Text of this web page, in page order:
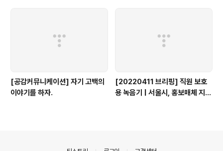
[공감커뮤니케이션] 자기 고백의
이야기를 하자.
[20220411 브리핑] 직원 보호
용 녹음기 | 서울시, 홍보매체 지원